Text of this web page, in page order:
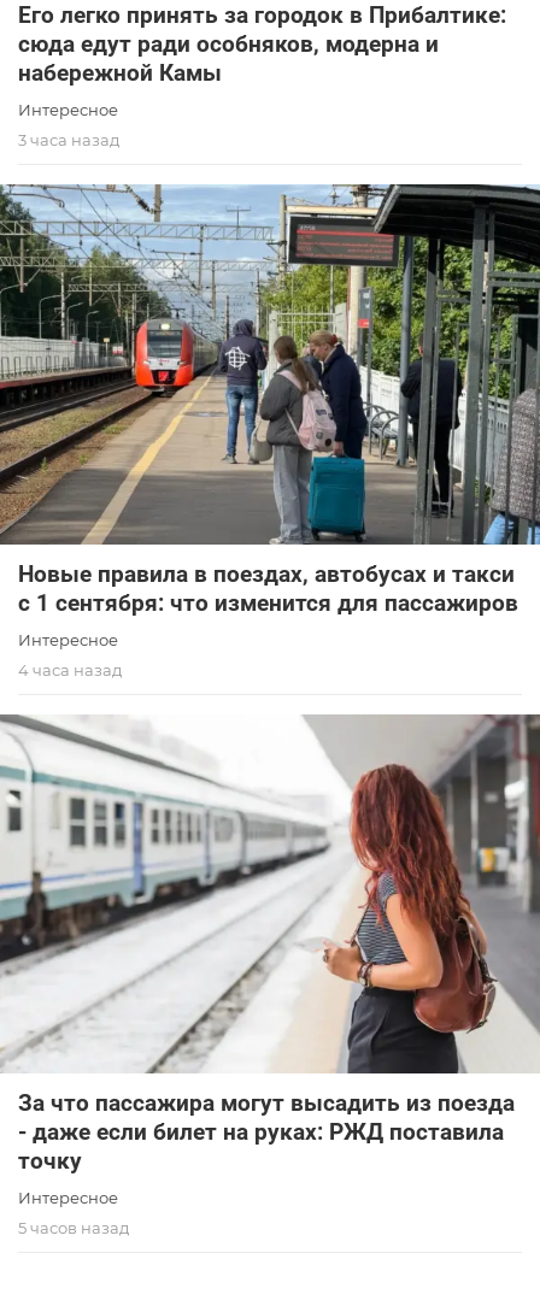
Его легко принять за городок в Прибалтике:
сюда едут ради особняков, модерна и
набережной Камы
Интересное
3 часа назад
Новые правила в поездах, автобусах и такси
с 1 сентября: что изменится для пассажиров
Интересное
4 часа назад
За что пассажира могут высадить из поезда
- даже если билет на руках: РЖД поставила
точку
Интересное
5 часов назад